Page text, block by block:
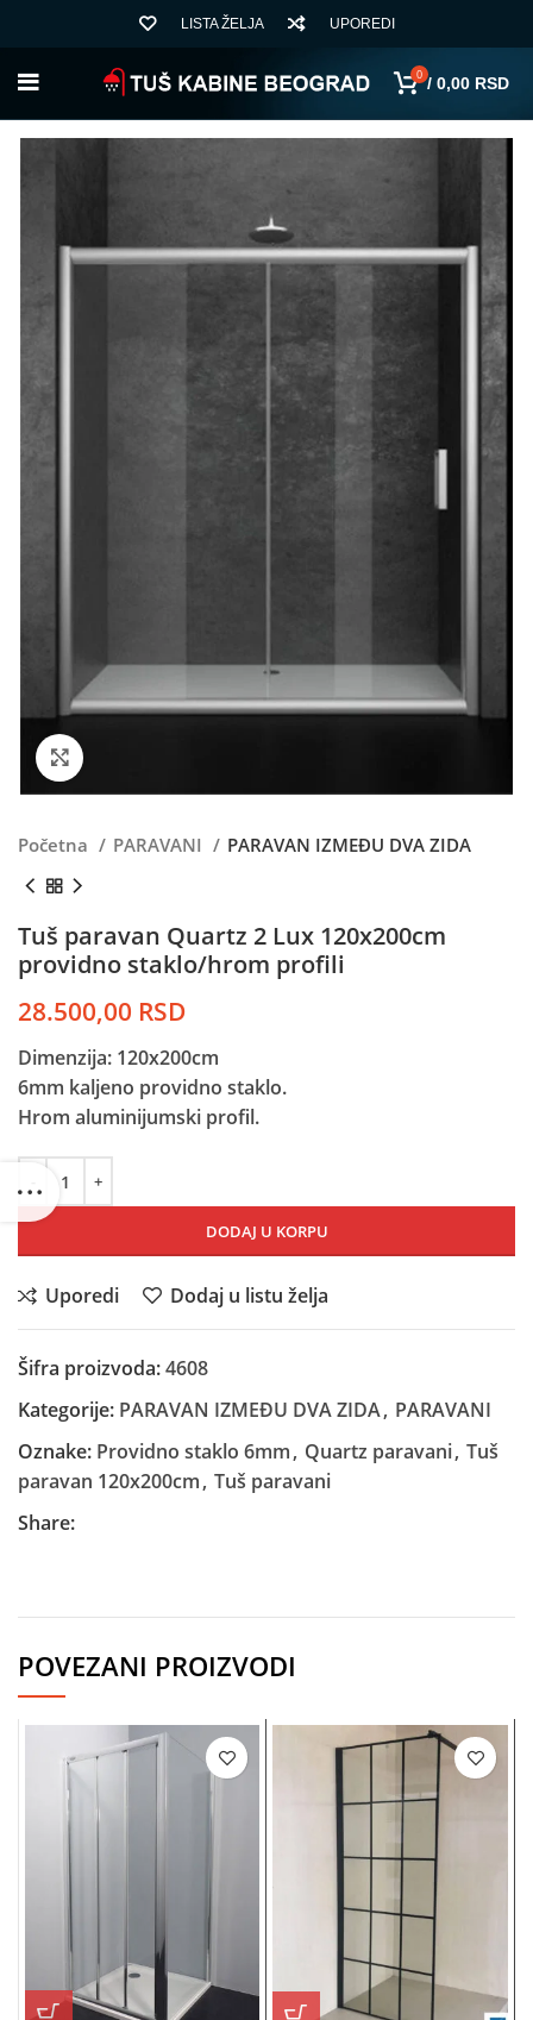
LISTA ŽELJA UPOREDI
0 / 0,00 RSD
Početna PARAVANI PARAVAN IZMEĐU DVA ZIDA
Tuš paravan Quartz 2 Lux 120x200cm
providno staklo/hrom profili
28.500,00 RSD
Dimenzija: 120x200cm
6mm kaljeno providno staklo.
Hrom aluminijumski profil.
DODAJ U KORPU
Uporedi Dodaj u listu želja
Šifra proizvoda:4608
Kategorije: PARAVAN IZMEĐU DVA ZIDA, PARAVANI
Oznake: Providno staklo 6mm, Quartz paravani, Tuš
paravan 120x200cm, Tuš paravani
Share:
POVEZANI PROIZVODI